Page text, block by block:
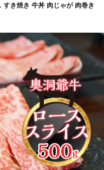
き焼き 牛丼 肉じゃが 肉巻き